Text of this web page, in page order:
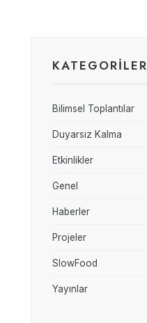
KATEGORİLER
Bilimsel Toplantılar
Duyarsız Kalma
Etkinlikler
Genel
Haberler
Projeler
SlowFood
Yayınlar